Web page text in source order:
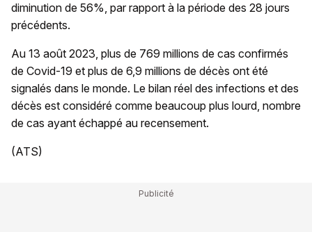
diminution de 56%, par rapport à la période des 28 jours
précédents.
Au 13 août 2023, plus de 769 millions de cas confirmés
de Covid-19 et plus de 6,9 millions de décès ont été
signalés dans le monde. Le bilan réel des infections et des
décès est considéré comme beaucoup plus lourd, nombre
de cas ayant échappé au recensement.
(ATS)